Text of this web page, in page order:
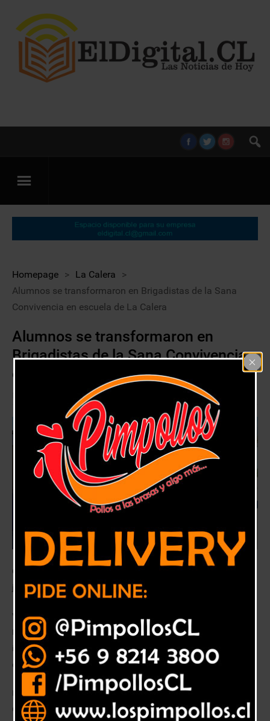
Homepage > La Calera
>
Alumnos se transformaron en Brigadistas de la Sana
Convivencia en escuela de La Calera
Alumnos se transformaron en
Brigadistas de la Sana Convivencia
en escuela de La Calera
La Calera
Gobernador Provincial Iván Cisternas, quien tomó el juramento a los
jóvenes, destacó la iniciativa que permite prevenir casos de bullying
Veinte alumnos de 3° a 8° año básico de la escuela Gabriela Mistral de
La Calera, se transformaron en “Brigadistas de la Sana Convivencia”,
iniciativa que tiene como objetivo para mantener un buen clima escolar
dentro del recinto educativo.
El Gobernador Provincial Iván Cisternas, junto al Ministro de Educación,
Gerardo Varela, encabezaron la ceremonia de investidura de los nuevos